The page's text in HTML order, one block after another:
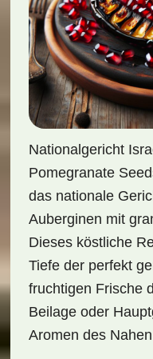
Nationalgericht
Pomegranate
das nationale
Auberginen mit
Dieses köstliche
Tiefe der perfekt
fruchtigen Frische
Beilage oder
Aromen des